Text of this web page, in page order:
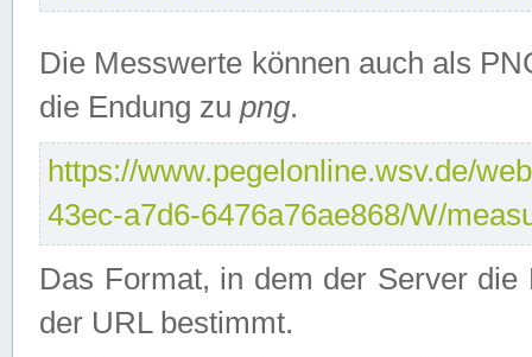
Die Messwerte können auch als
die Endung zu png.
https://www.pegelonline.wsv.de/
43ec-a7d6-6476a76ae868/W/
Das Format, in dem der Server
der URL bestimmt.